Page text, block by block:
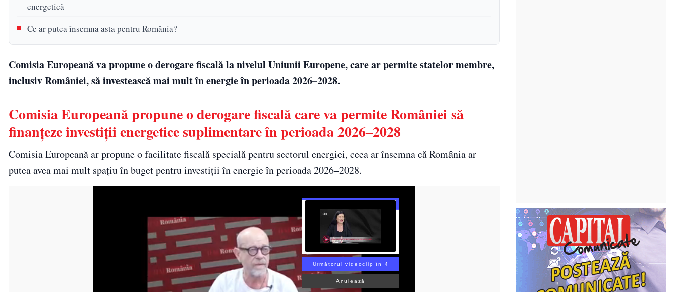
energetică
Ce ar putea însemna asta pentru România?
Comisia Europeană va propune o derogare fiscală la nivelul Uniunii Europene, care ar permite statelor membre,
inclusiv României, să investească mai mult în energie în perioada 2026–2028.
Comisia Europeană propune o derogare fiscală care va permite României să
finanțeze investiții energetice suplimentare în perioada 2026–2028
Comisia Europeană ar propune o facilitate fiscală specială pentru sectorul energiei, ceea ar însemna că România ar
putea avea mai mult spațiu în buget pentru investiții în energie în perioada 2026–2028.
Următorul videoclip în 3
Anulează